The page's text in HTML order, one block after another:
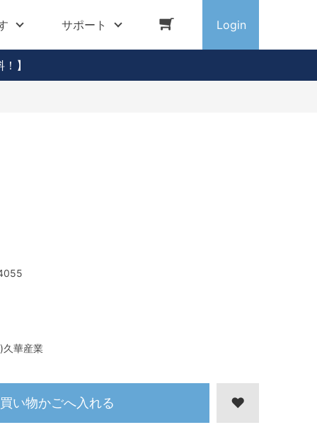
サポート Login
】
久華産業
買い物かごへ入れる